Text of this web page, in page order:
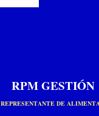
RPM GESTIÓN
REPRESENTANTE DE